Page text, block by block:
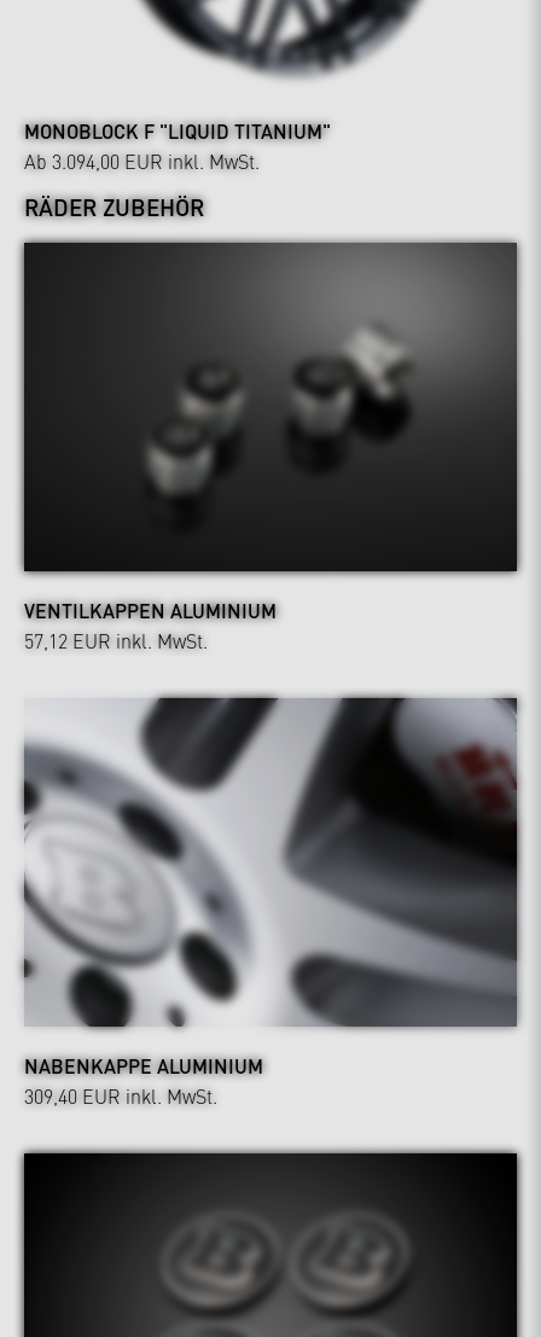
MONOBLOCK F "LIQUID TITANIUM"
Ab 3.094,00 EUR inkl. MwSt.
RÄDER ZUBEHÖR
VENTILKAPPEN ALUMINIUM
57,12 EUR inkl. MwSt.
NABENKAPPE ALUMINIUM
309,40 EUR inkl. MwSt.